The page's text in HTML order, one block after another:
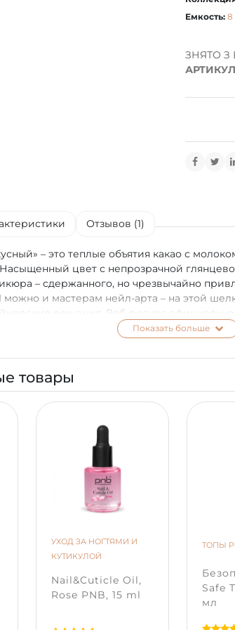
Емкость: 8
ЗНЯТО
Отзывов (1)
– это теплые объятия какао с
цвет с непрозрачной
– сдержанного, но чрезвычайно
можно и мастерам нейл-арта – на этой
решения. Веб-ресурс
чтобы купить гель-лак с доставкой по
от настоящего оттенка в
Показать больше
товары
УХОД ЗА НОГТЯМИ И
КУТИКУЛОЙ
Nail&Cuticle Oil,
Rose PNB, 15 ml
ТОПЫ
Safe
мл